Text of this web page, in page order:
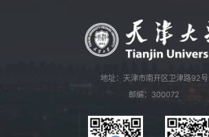
地址：天津市南开区卫津路92号
邮编：300072